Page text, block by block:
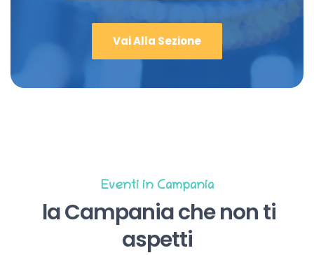
Vai Alla Sezione
Eventi in Campania
la Campania che non ti
aspetti